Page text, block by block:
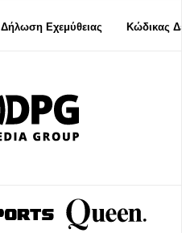
Δήλωση Εχεμύθειας Κώδικας